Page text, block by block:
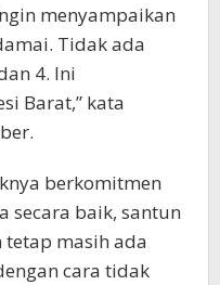
menyampaikan
Tidak ada
4. Ini
Barat,” kata
berkomitmen
secara baik, santun
masih ada
cara tidak